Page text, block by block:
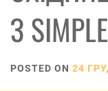
З
POSTED ON 24